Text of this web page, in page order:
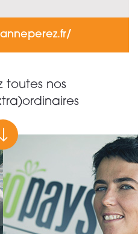
toutes nos